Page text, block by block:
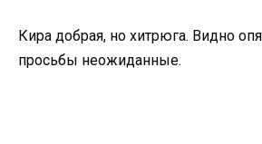
Кира добрая, но хитрюга. Видно
просьбы неожиданные.